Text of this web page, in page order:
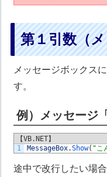
第１引数（
メッセージボックス
す。
例）メッセージ
【VB.NET】
1
MessageBox.Show( "こ
途中で改行したい場